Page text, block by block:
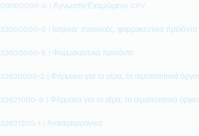
00000000-0 | Άγνωστο/Εκτιμώμενο CPV
33000000-0 | Ιατρικές συσκευές, φαρμακευτικά προϊόντα
33600000-6 | Φαρμακευτικά προϊόντα
33620000-2 | Φάρμακα για το αίμα, τα αιμοποιητικά
33621000-9 | Φάρμακα για το αίμα, τα αιμοποιητικά
33621200-1 | Αντιαιμορραγικά